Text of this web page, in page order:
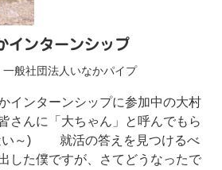
インターンシップ
一般社団法人いなかパイプ
インターンシップに参加中の大村
さんに「大ちゃん」と呼んでもら
い～) 就活の答えを見つけるべ
した僕ですが、さてどうなったで